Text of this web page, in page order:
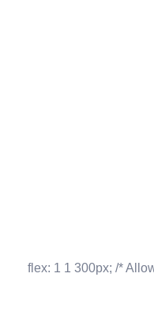
flex: 1 1 300px; /*